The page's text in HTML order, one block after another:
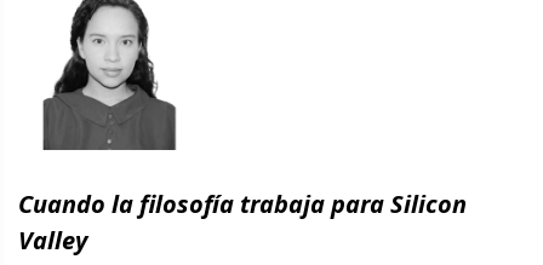
Cuando la filosofía trabaja para Silicon
Valley